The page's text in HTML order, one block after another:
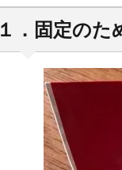
１．固定のた